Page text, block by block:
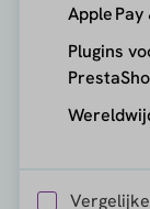
Apple
Plugins